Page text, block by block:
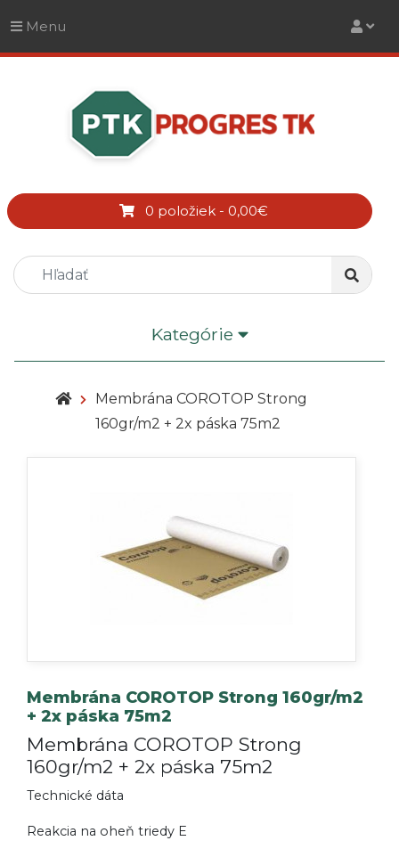
Menu
0 položiek - 0,00€
Kategórie
Membrána COROTOP Strong
160gr/m2 + 2x páska 75m2
Membrána COROTOP Strong 160gr/m2
+ 2x páska 75m2
Membrána COROTOP Strong
160gr/m2 + 2x páska 75m2
Technické dáta
Reakcia na oheň triedy E